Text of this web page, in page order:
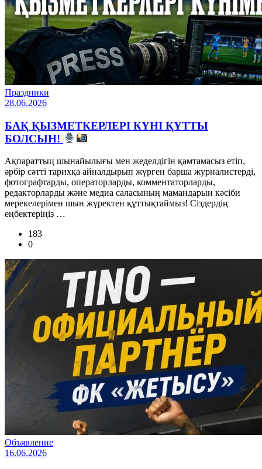
Праздники
28.06.2026
БАҚ ҚЫЗМЕТКЕРЛЕРІ КҮНІ ҚҰТТЫ
БОЛСЫН!
Ақпараттың шынайылығы мен жеделдігін қамтамасыз етіп,
әрбір сәтті тарихқа айналдырып жүрген барша журналистерді,
фотографтарды, операторларды, комментаторларды,
редакторларды және медиа саласының мамандарын кәсіби
мерекелерімен шын жүректен құттықтаймыз! Сіздердің
еңбектеріңіз …
183
0
Объявление
16.06.2026